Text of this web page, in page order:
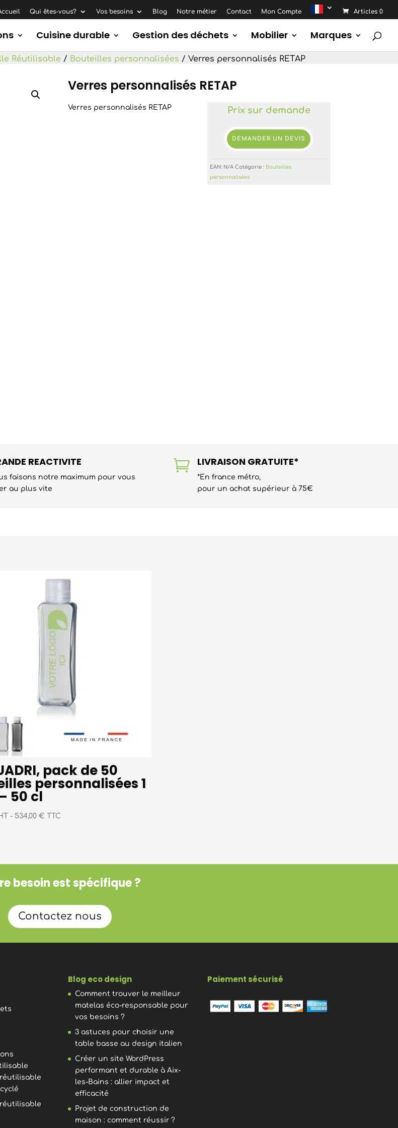
Qui êtes-vous? Vos besoins Blog Notre métier Contact Mon Compte Articles 0
Cuisine durable Gestion des déchets Mobilier Marques
Réutilisable / Bouteilles personnalisées / Verres personnalisés RETAP
Verres personnalisés RETAP
Verres personnalisés RETAP Prix sur demande
DEMANDER UN DEVIS
EAN: N/A Catégorie : Bouteilles
personnalisées
REACTIVITE
faisons notre maximum pour vous
au plus vite
 LIVRAISON GRATUITE*
*En france métro,
pour un achat supérieur à 75€
pack de 50
personnalisées 1
50 cl
- 534,00 € TTC
besoin est spécifique ?
Contactez nous
Blog eco design
Comment trouver le meilleur
matelas éco-responsable pour
vos besoins ?
3 astuces pour choisir une
table basse au design italien
Créer un site WordPress
performant et durable à Aix-
les-Bains : allier impact et
efficacité
Projet de construction de
maison : comment réussir ?
Paiement sécurisé